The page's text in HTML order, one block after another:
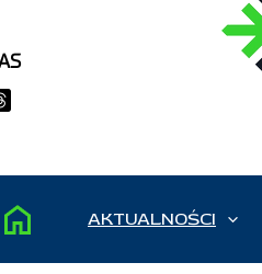
AKTUALNOŚCI